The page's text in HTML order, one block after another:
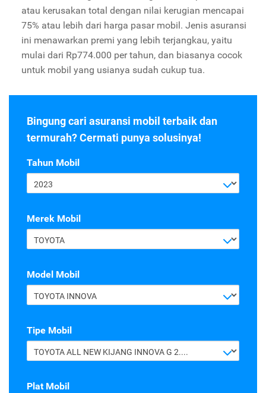
atau kerusakan total dengan nilai kerugian mencapai
75% atau lebih dari harga pasar mobil. Jenis asuransi
ini menawarkan premi yang lebih terjangkau, yaitu
mulai dari Rp774.000 per tahun, dan biasanya cocok
untuk mobil yang usianya sudah cukup tua.
Bingung cari asuransi mobil terbaik dan
termurah? Cermati punya solusinya!
Tahun Mobil
2023
Merek Mobil
TOYOTA
Model Mobil
TOYOTA INNOVA
Tipe Mobil
TOYOTA ALL NEW KIJANG INNOVA G 2.4 A/T DIESEL
Plat Mobil